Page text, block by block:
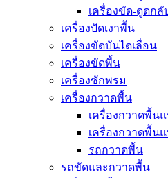
เครื่องขัด-ดูดก
เครื่องปัดเงาพื้น
เครื่องขัดบันไดเลื่อน
เครื่องขัดพื้น
เครื่องซักพรม
เครื่องกวาดพื้น
เครื่องกวาดพื้น
เครื่องกวาดพื้น
รถกวาดพื้น
รถขัดและกวาดพื้น